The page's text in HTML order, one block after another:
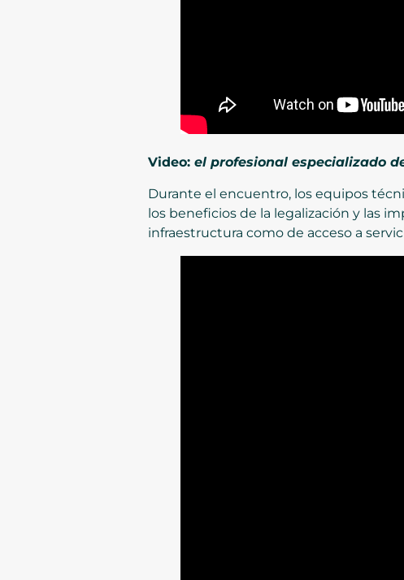
Video: el profesional especializado
Durante el encuentro, los equipos
los beneficios de la legalización y las
infraestructura como de acceso a